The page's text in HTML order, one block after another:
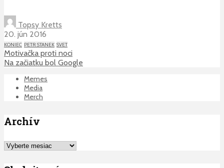
Topsy Kretts
20. jún 2016
KONIEC PETR STANEK SVET
Motivačka proti noci
Na začiatku bol Google
Memes
Media
Merch
Archív
Archív